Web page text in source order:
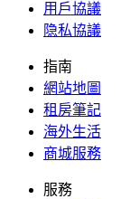
用戶協議
隐私協議
指南
網站地圖
租房筆記
海外生活
商城服務
服務